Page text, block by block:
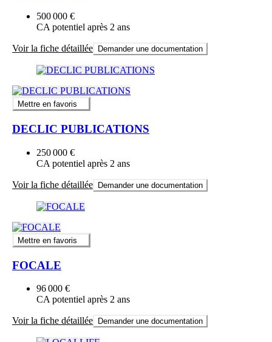
500 000 €
CA potentiel après 2 ans
Voir la fiche détaillée Demander une documentation
Mettre en favoris
DECLIC PUBLICATIONS
250 000 €
CA potentiel après 2 ans
Voir la fiche détaillée Demander une documentation
Mettre en favoris
FOCALE
96 000 €
CA potentiel après 2 ans
Voir la fiche détaillée Demander une documentation